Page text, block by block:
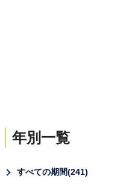
年別一覧
すべての期間 241